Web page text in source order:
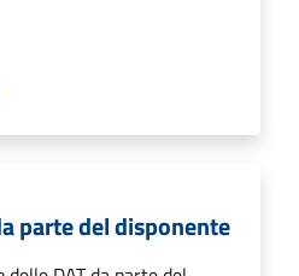
parte del disponente